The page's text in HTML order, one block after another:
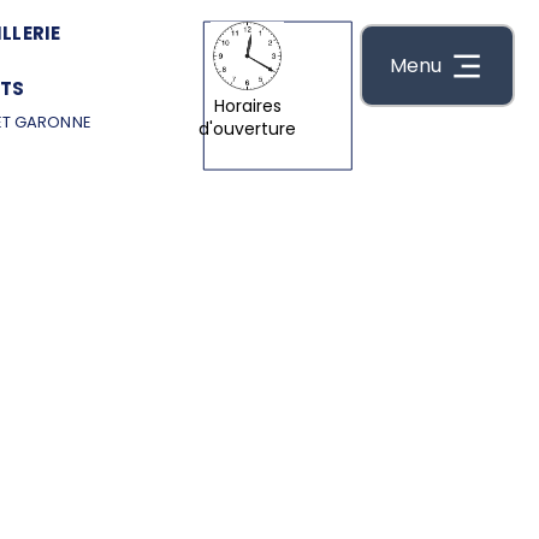
Menu
GARONNE
Horaires
d'ouverture